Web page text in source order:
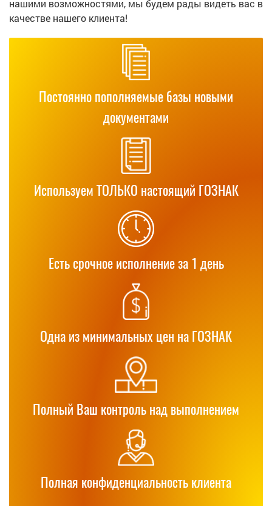
нашими возможностями, мы будем рады видеть вас в
качестве нашего клиента!
Постоянно пополняемые базы новыми
документами
Используем ТОЛЬКО настоящий ГОЗНАК
Есть срочное исполнение за 1 день
Одна из минимальных цен на ГОЗНАК
Полный Ваш контроль над выполнением
Полная конфиденциальность клиента